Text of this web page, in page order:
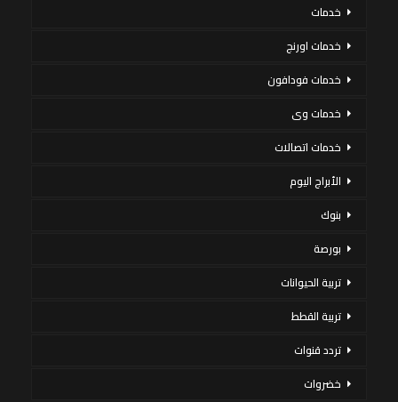
خدمات
خدمات اورنج
خدمات فودافون
خدمات وى
خدمات اتصالات
الأبراج اليوم
بنوك
بورصة
تربية الحيوانات
تربية القطط
تردد قنوات
خضروات